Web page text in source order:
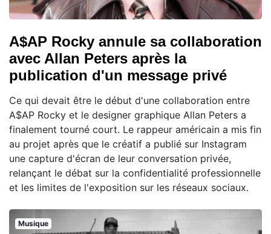
A$AP Rocky annule sa collaboration
avec Allan Peters après la
publication d'un message privé
Ce qui devait être le début d'une collaboration entre
A$AP Rocky et le designer graphique Allan Peters a
finalement tourné court. Le rappeur américain a mis fin
au projet après que le créatif a publié sur Instagram
une capture d'écran de leur conversation privée,
relançant le débat sur la confidentialité professionnelle
et les limites de l'exposition sur les réseaux sociaux.
Musique